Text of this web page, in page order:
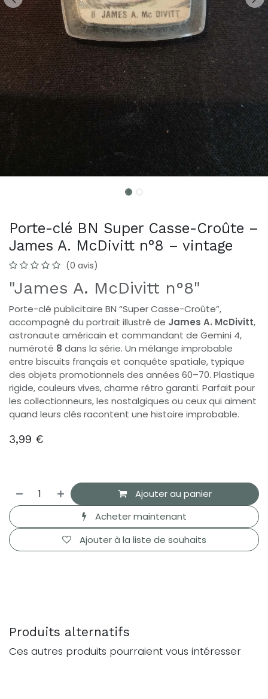
Porte-clé BN Super Casse-Croûte –
James A. McDivitt n°8 – vintage
(0 avis)
"James A. McDivitt n°8"
Porte-clé publicitaire BN “Super Casse-Croûte”,
accompagné du portrait illustré de James A. McDivitt,
astronaute américain et commandant de Gemini 4,
numéroté 8 dans la série. Un mélange improbable
entre biscuits français et conquête spatiale, typique
des objets promotionnels des années 60–70. Plastique
rigide, couleurs vives, charme rétro garanti. Parfait pour
les collectionneurs, les nostalgiques ou ceux qui aiment
quand leurs clés racontent une histoire improbable.
3,99 €
Ajouter au panier
Acheter maintenant
Ajouter à la liste de souhaits
Produits alternatifs
Ces autres produits pourraient vous intéresser